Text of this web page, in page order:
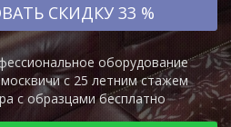
СКИДКУ 33 %
оборудование
с 25 летним стажем
с образцами бесплатно